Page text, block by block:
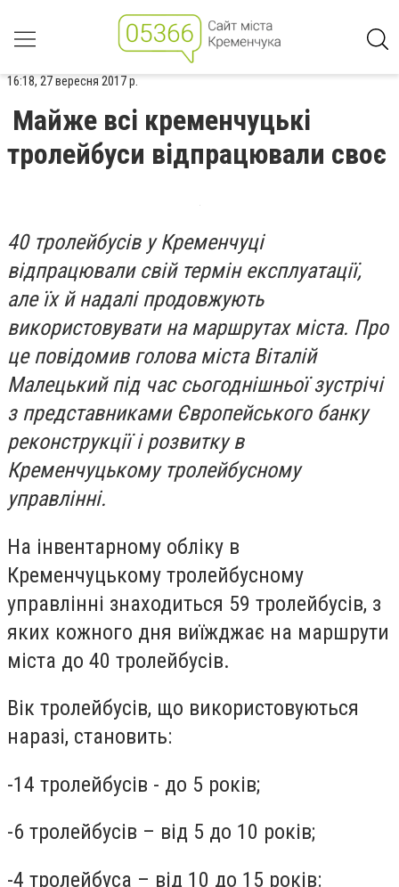
16:18, 27 вересня 2017 р.
Майже всі кременчуцькі
тролейбуси відпрацювали своє
40 тролейбусів у Кременчуці
відпрацювали свій термін експлуатації,
але їх й надалі продовжують
використовувати на маршрутах міста. Про
це повідомив голова міста Віталій
Малецький під час сьогоднішньої зустрічі
з представниками Європейського банку
реконструкції і розвитку в
Кременчуцькому тролейбусному
управлінні.
На інвентарному обліку в
Кременчуцькому тролейбусному
управлінні знаходиться 59 тролейбусів, з
яких кожного дня виїжджає на маршрути
міста до 40 тролейбусів.
Вік тролейбусів, що використовуються
наразі, становить:
-14 тролейбусів - до 5 років;
-6 тролейбусів – від 5 до 10 років;
-4 тролейбуса – від 10 до 15 років: